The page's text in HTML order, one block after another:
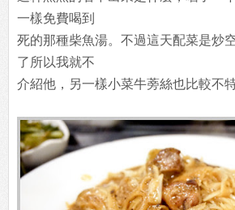
這杯黑黑的看不出來是什麼，嚐了一